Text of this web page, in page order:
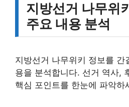
지방선거 나무위
주요 내용 분석
지방선거 나무위키 정보를 간
용을 분석합니다. 선거 역사,
핵심 포인트를 한눈에 파악하